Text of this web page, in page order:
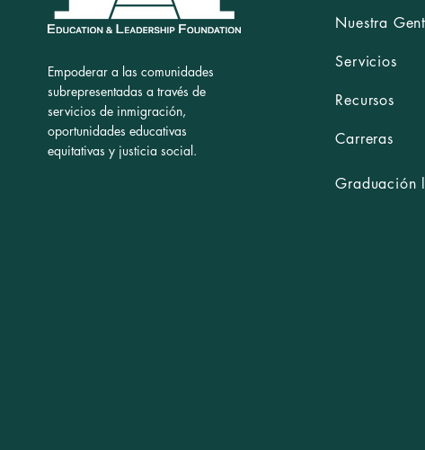
Empoderar a las comunidades
subrepresentadas a través de
servicios de inmigración,
oportunidades educativas
equitativas y justicia social.
Nuestra
Servicios
Recursos
Carreras
Graduación